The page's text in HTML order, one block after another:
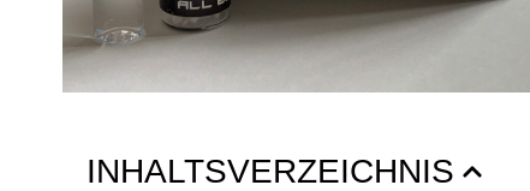
INHALTSVERZEICHNIS